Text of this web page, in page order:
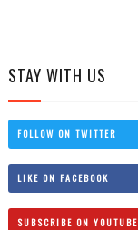
STAY WITH US
FOLLOW ON TWITTER
LIKE ON FACEBOOK
SUBSCRIBE ON YOUTUBE